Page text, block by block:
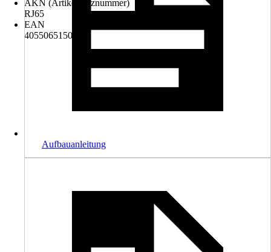
AKN (Artikelkurznummer)
RJ65
EAN
4055065150197
Aufbauanleitung